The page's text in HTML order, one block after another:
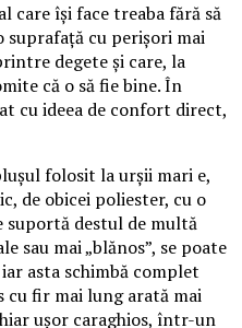
care își face treaba fără să
suprafață cu perișori mai
degete și care, la
că o să fie bine. În
cu ideea de confort direct,
folosit la urșii mari e,
de obicei poliester, cu o
suportă destul de multă
sau mai „blănos”, se poate
asta schimbă complet
cu fir mai lung arată mai
ușor caraghios, într-un